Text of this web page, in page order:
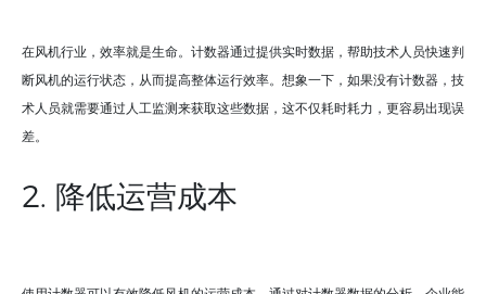
在风机行业，效率就是生命。计数器通过提供实时数据，帮助技术人员快速判
断风机的运行状态，从而提高整体运行效率。想象一下，如果没有计数器，技
术人员就需要通过人工监测来获取这些数据，这不仅耗时耗力，更容易出现误
差。
2. 降低运营成本